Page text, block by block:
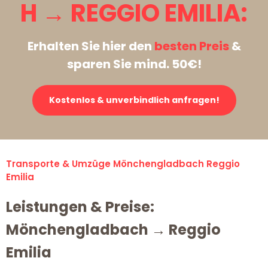
H → REGGIO EMILIA:
Erhalten Sie hier den besten Preis&
sparen Sie mind. 50€!
Kostenlos & unverbindlich anfragen!
Transporte & Umzüge Mönchengladbach Reggio
Emilia
Leistungen & Preise:
Mönchengladbach → Reggio
Emilia